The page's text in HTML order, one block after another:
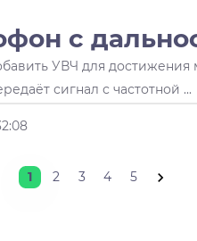
с
УВЧ для
сигнал с частотной ...
1 2 3 4 5